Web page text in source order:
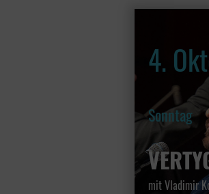
4.
Sonntag
mit Vladimir